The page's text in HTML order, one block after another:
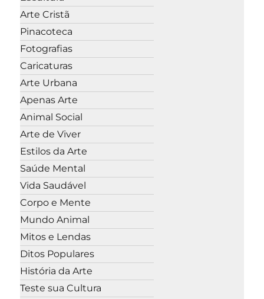
Arte Cristã
Pinacoteca
Fotografias
Caricaturas
Arte Urbana
Apenas Arte
Animal Social
Arte de Viver
Estilos da Arte
Saúde Mental
Vida Saudável
Corpo e Mente
Mundo Animal
Mitos e Lendas
Ditos Populares
História da Arte
Teste sua Cultura